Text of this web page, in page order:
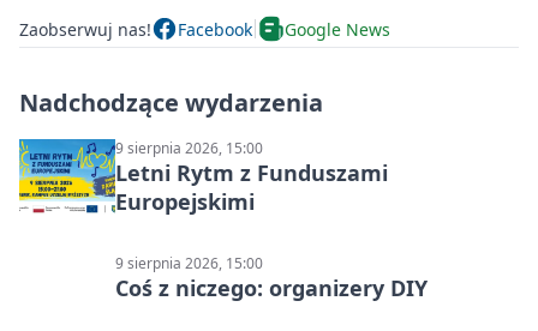
Zaobserwuj nas! Facebook Google News
Nadchodzące wydarzenia
9 sierpnia 2026, 15:00
Letni Rytm z Funduszami
Europejskimi
9 sierpnia 2026, 15:00
Coś z niczego: organizery DIY